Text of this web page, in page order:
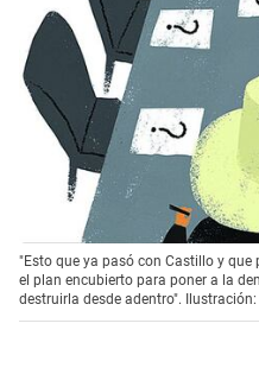
"Esto que ya pasó con Castillo y que
el plan encubierto para poner a la
destruirla desde adentro".